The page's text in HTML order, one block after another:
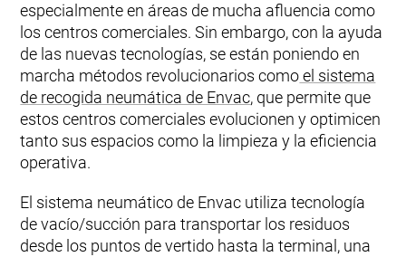
especialmente en áreas de mucha afluencia como
los centros comerciales. Sin embargo, con la ayuda
de las nuevas tecnologías, se están poniendo en
marcha métodos revolucionarios comoel sistema
de recogida neumática de Envac, que permite que
estos centros comerciales evolucionen y optimicen
tanto sus espacios como la limpieza y la eficiencia
operativa.
El sistema neumático de Envac utiliza tecnología
de vacío/succión para transportar los residuos
desde los puntos de vertido hasta la terminal, una